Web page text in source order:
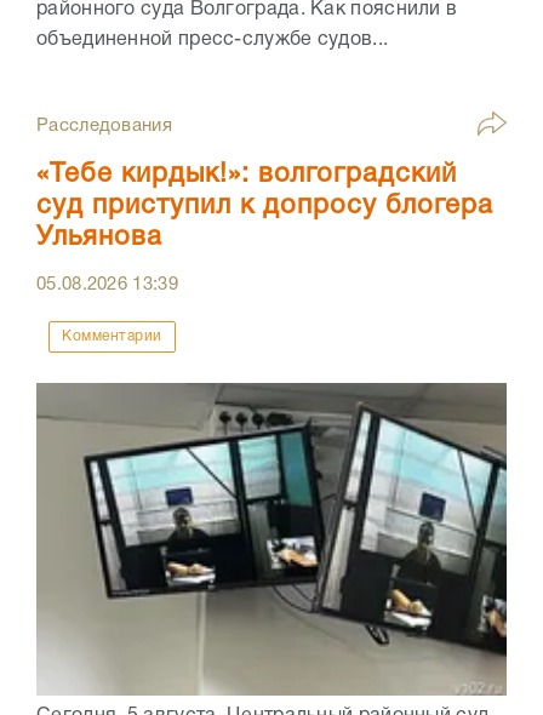
районного суда Волгограда. Как пояснили в
объединенной пресс-службе судов...
Расследования
«Тебе кирдык!»: волгоградский
суд приступил к допросу блогера
Ульянова
05.08.2026 13:39
Комментарии